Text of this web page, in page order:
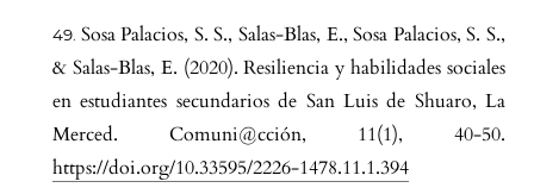
Sosa Palacios, S. S., Salas-Blas, E., Sosa Palacios, S. S.,
& Salas-Blas, E. (2020). Resiliencia y habilidades sociales
en estudiantes secundarios de San Luis de Shuaro, La
Merced. Comuni@cción, 11(1), 40-50.
https://doi.org/10.33595/2226-1478.11.1.394